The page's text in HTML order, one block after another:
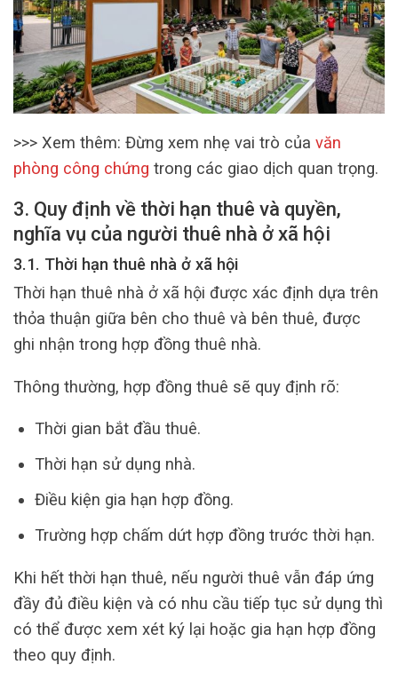
>>> Xem thêm: Đừng xem nhẹ vai trò của văn
phòng công chứng trong các giao dịch quan trọng.
3. Quy định về thời hạn thuê và quyền,
nghĩa vụ của người thuê nhà ở xã hội
3.1. Thời hạn thuê nhà ở xã hội
Thời hạn thuê nhà ở xã hội được xác định dựa trên
thỏa thuận giữa bên cho thuê và bên thuê, được
ghi nhận trong hợp đồng thuê nhà.
Thông thường, hợp đồng thuê sẽ quy định rõ:
Thời gian bắt đầu thuê.
Thời hạn sử dụng nhà.
Điều kiện gia hạn hợp đồng.
Trường hợp chấm dứt hợp đồng trước thời hạn.
Khi hết thời hạn thuê, nếu người thuê vẫn đáp ứng
đầy đủ điều kiện và có nhu cầu tiếp tục sử dụng thì
có thể được xem xét ký lại hoặc gia hạn hợp đồng
theo quy định.